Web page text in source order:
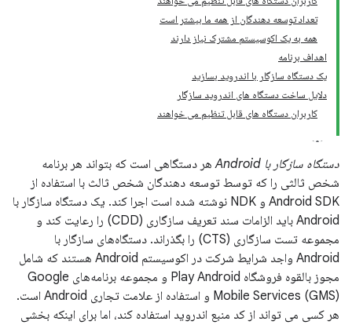
تعداد توسعه دهندگان از همه ما بیشتر است
همه به یک اکوسیستم مشترک نیاز دارند
اهداف برنامه
یک دستگاه سازگار با اندروید بسازید
دلایل ساخت دستگاه های اندروید سازگار
کاربران دستگاه های قابل تنظیم می خواهند
دستگاه سازگار با Android
هر دستگاهی است که بتواند هر برنامه
شخص ثالثی را که توسط توسعه دهندگان شخص ثالث با استفاده از
Android SDK و NDK نوشته شده است اجرا کند. یک دستگاه سازگار با
Android باید الزامات سند تعریف سازگاری (CDD) را رعایت کند و
مجموعه تست سازگاری (CTS) را بگذراند. دستگاه‌های سازگار با
Android واجد شرایط شرکت در اکوسیستم Android هستند که شامل
مجوز بالقوه فروشگاه Play Android و مجموعه برنامه‌های Google
Mobile Services (GMS) و استفاده از علامت تجاری Android است.
هر کسی می تواند از کد منبع اندروید استفاده کند، اما برای اینکه بخشی